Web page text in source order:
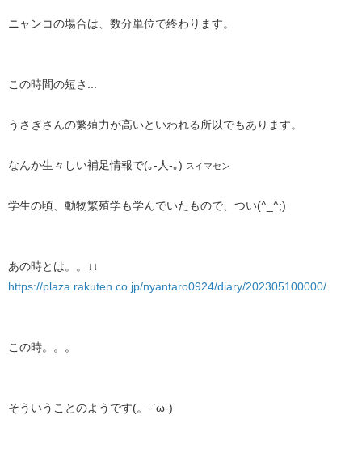
ニャンコの場合は、数分単位で終わります。
この時間の短さ...
うさぎさんの繁殖力が高いといわれる所以でもあります。
なんか生々しい補足情報で(｡-人-｡) スイマセン
学生の頃、動物繁殖学も学んでいたもので、つい(^_^;)
あの時とは。。↓↓
https://plaza.rakuten.co.jp/nyantaro0924/diary/202305100000/
この時。。。
そういうことのようです(。-`ω-)